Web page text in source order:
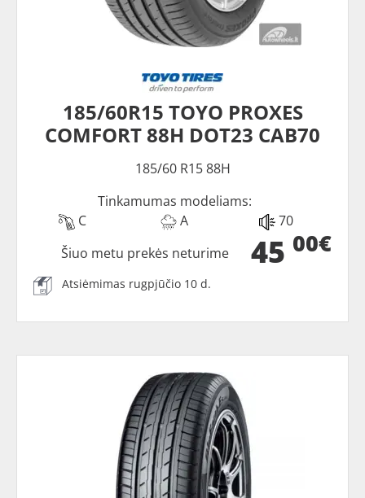
185/60R15 TOYO PROXES
COMFORT 88H DOT23 CAB70
185/60 R15 88H
Tinkamumas modeliams:
C
A 70
45 00€
Šiuo metu prekės neturime
Atsiėmimas rugpjūčio 10 d.